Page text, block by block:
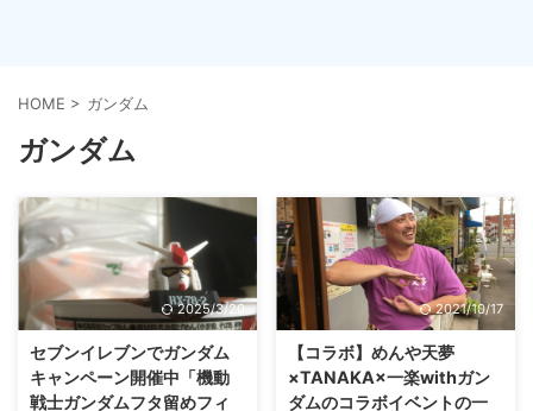
HOME > ガンダム
ガンダム
2025/3/20
セブンイレブンでガンダム
キャンペーン開催中「機動
戦士ガンダムフタ留めフィ
2021/10/17
【コラボ】めんや天夢
×TANAKA×一楽withガン
ダムのコラボイベントの一